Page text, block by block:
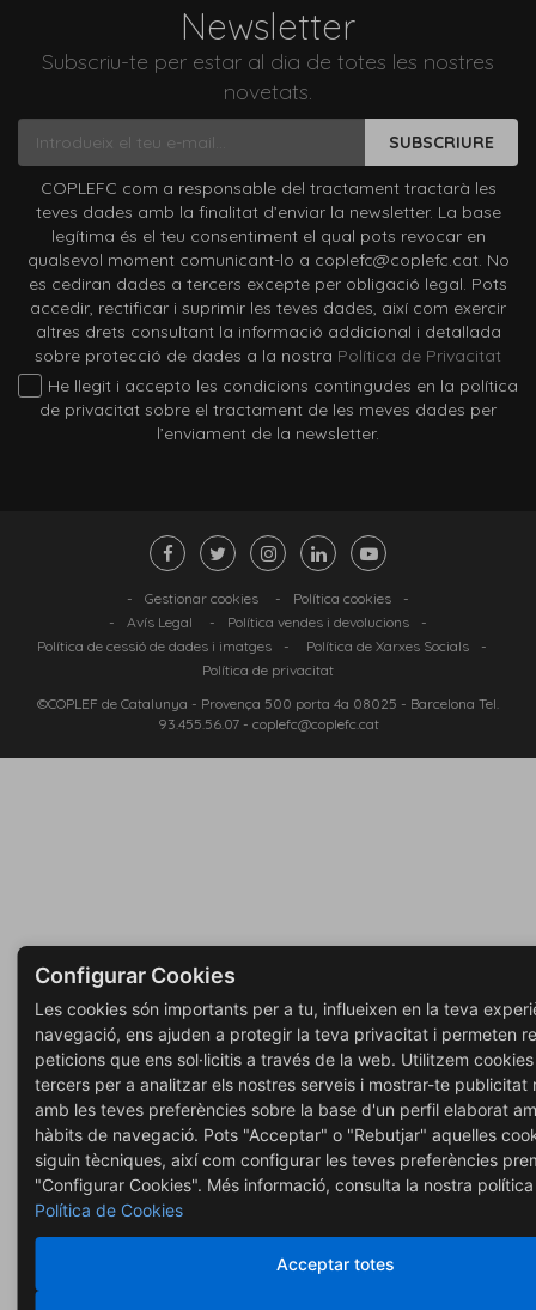
Newsletter
Subscriu-te per estar al dia de totes les nostres
novetats.
SUBSCRIURE
COPLEFC com a responsable del tractament tractarà les
teves dades amb la finalitat d’enviar la newsletter. La base
legítima és el teu consentiment el qual pots revocar en
qualsevol moment comunicant-lo a coplefc@coplefc.cat. No
es cediran dades a tercers excepte per obligació legal. Pots
accedir, rectificar i suprimir les teves dades, així com exercir
altres drets consultant la informació addicional i detallada
sobre protecció de dades a la nostra Política de Privacitat
He llegit i accepto les condicions contingudes en la política
de privacitat sobre el tractament de les meves dades per
l’enviament de la newsletter.
- Gestionar cookies - Política cookies
-
-
Avís Legal - Política vendes i devolucions
-
Política de cessió de dades i imatges
- Política de Xarxes Socials
-
Política de privacitat
©COPLEF de Catalunya - Provença 500 porta 4a 08025 - Barcelona Tel.
93.455.56.07- coplefc@coplefc.cat
Configurar Cookies
Les cookies són importants per a tu, influeixen en la teva
navegació, ens ajuden a protegir la teva privacitat i permeten
peticions que ens sol·licitis a través de la web. Utilitzem
tercers per a analitzar els nostres serveis i mostrar-te publicitat
amb les teves preferències sobre la base d'un perfil elaborat
hàbits de navegació. Pots "Acceptar" o "Rebutjar" aquelles
siguin tècniques, així com configurar les teves preferències
"Configurar Cookies". Més informació, consulta la nostra
Política de Cookies
Acceptar totes